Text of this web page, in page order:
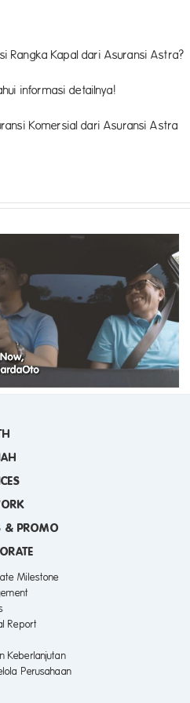
Rangka Kapal dari Asuransi Astra?
informasi detailnya!
Komersial dari Asuransi Astra
Waspada! 4 Kejahatan
Finansial Ini Meningkat saat
Ramadan
& PROMO
Milestone
Report
Keberlanjutan
Perusahaan